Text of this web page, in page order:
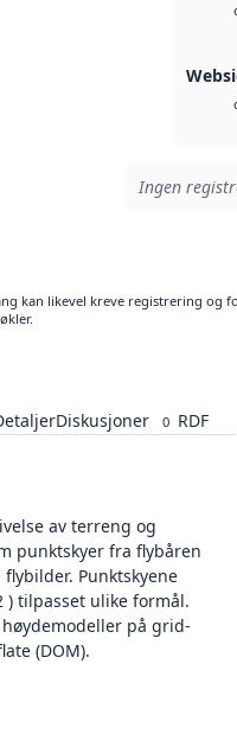
Ingen
kan likevel kreve registrering og
Diskusjoner 0 RDF
av terreng og
punktskyer fra flybåren
Punktskyene
tilpasset ulike formål.
på grid-
(DOM).